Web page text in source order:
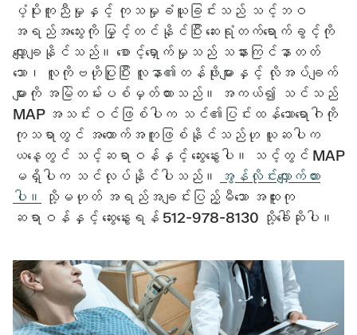
ပံ့ပိုးကူညီမှုနှင့် ကုသမှုခံယူခြင်းသည် သင့်ဘဝ
အရည်အသွေးကို မြှင့်တင်နိုင်ပြီး ဆေးရုံတက်ရောက်ခွင့်ကို
လျှော့ချနိုင်သည်။ စောင့်ရှောက်မှုသည် သနားကြင်နာတတ်
သော၊ လူကိုဗဟိုပြုပြီး လူနာ၏တန်ဖိုးများနှင့် လိုအပ်ချက်
များကို အမြဲတမ်းပစ်မှတ်ထားသည်။ အကယ်၍ သင်သည်
MAP အသင်းဝင်ဖြစ်ပါက သင်၏ပြင်းထန်သောရောဂါကို
ကုသရာတွင် အထောက်အကူဖြစ်နိုင်သည်ဟု ယူဆပါက
ယနေ့တွင် သင့်ဆရာဝန်နှင့် ဆွေးနွေးပါ။ သင့်တွင် MAP
မရှိပါက သင်လုပ်နိုင်ပါသည်။
အွန်လိုင်းလျှောက်ထား
ပါ။
သို့မဟုတ် အရည်အချင်းပြည့်မီသော အထူးကု
ဆရာဝန်နှင့် ဆွေးနွေးရန် 512-978-8130 သို့ခေါ်ဆိုပါ။